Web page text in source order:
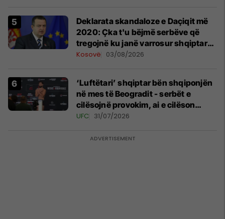
​Deklarata skandaloze e Daçiqit më
2020: Çka t'u bëjmë serbëve që
tregojnë ku janë varrosur shqiptarët
në Serbi
Kosovë 03/08/2026
‘Luftëtari’ shqiptar bën shqiponjën
në mes të Beogradit - serbët e
cilësojnë provokim, ai e cilëson
simbol të identitetit
UFC 31/07/2026